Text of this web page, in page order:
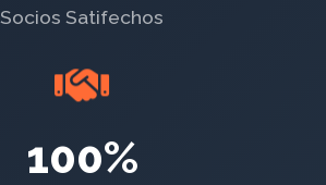
Socios Satifechos
100%